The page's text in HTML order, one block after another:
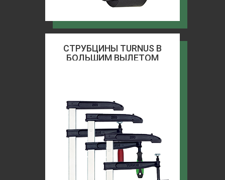
СТРУБЦИНЫ TURNUS В
БОЛЬШИМ ВЫЛЕТОМ